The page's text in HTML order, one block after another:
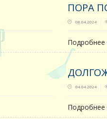
ПОРА
08.04.2024
Подробнее
04.04.2024
Подробнее